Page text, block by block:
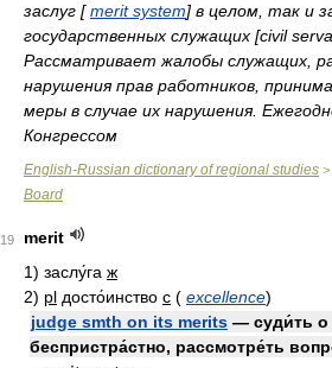
заслуг [merit system] в целом, так и
государственных служащих [civil
Рассматривает жалобы служащих,
нарушения прав работников,
меры в случае их нарушения.
Конгрессом
English-Russian dictionary of regional studies >
Board
19
merit
1) заслу́га ж
2) pl досто́инство с ( excellence)
judge smth on its merits — суди́ть о
беспристра́стно, рассмотре́ть